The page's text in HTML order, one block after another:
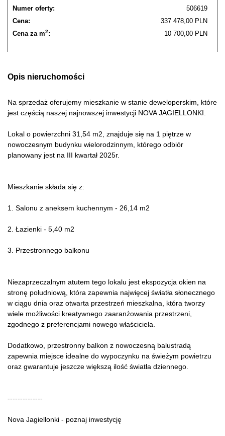
Numer oferty:
506619
Cena:
337 478,00 PLN
Cena za m2: 10 700,00 PLN
Opis nieruchomości
Na sprzedaż oferujemy mieszkanie w stanie deweloperskim, które
jest częścią naszej najnowszej inwestycji NOVA JAGIELLONKI.
Lokal o powierzchni 31,54 m2, znajduje się na 1 piętrze w
nowoczesnym budynku wielorodzinnym, którego odbiór
planowany jest na III kwartał 2025r.
Mieszkanie składa się z:
1. Salonu z aneksem kuchennym - 26,14 m2
2. Łazienki - 5,40 m2
3. Przestronnego balkonu
Niezaprzeczalnym atutem tego lokalu jest ekspozycja okien na
stronę południową, która zapewnia najwięcej światła słonecznego
w ciągu dnia oraz otwarta przestrzeń mieszkalna, która tworzy
wiele możliwości kreatywnego zaaranżowania przestrzeni,
zgodnego z preferencjami nowego właściciela.
Dodatkowo, przestronny balkon z nowoczesną balustradą
zapewnia miejsce idealne do wypoczynku na świeżym powietrzu
oraz gwarantuje jeszcze większą ilość światła dziennego.
--------------
Nova Jagiellonki - poznaj inwestycję